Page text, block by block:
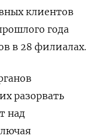
клиентов
года
в 28 филиалах.
разорвать
над